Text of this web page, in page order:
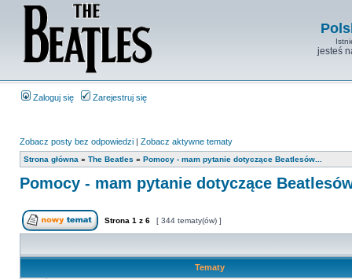
jesteś
Zaloguj się Zarejestruj się
Zobacz posty bez odpowiedzi | Zobacz aktywne tematy
Strona główna » The Beatles » Pomocy - mam pytanie dotyczące Beatlesów...
Pomocy - mam pytanie dotyczące
Strona 1 z 6 [ 344 tematy(ów) ]
Tematy